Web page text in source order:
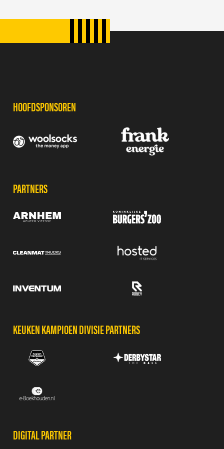
HOOFDSPONSOREN
PARTNERS
KEUKEN KAMPIOEN DIVISIE PARTNERS
DIGITAL PARTNER